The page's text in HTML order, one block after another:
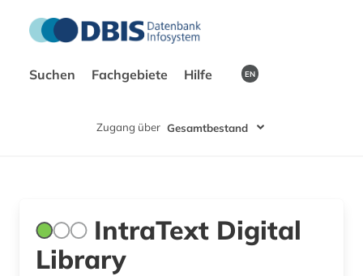
Suchen Fachgebiete Hilfe EN
Zugang über Gesamtbestand
IntraText Digital
Library